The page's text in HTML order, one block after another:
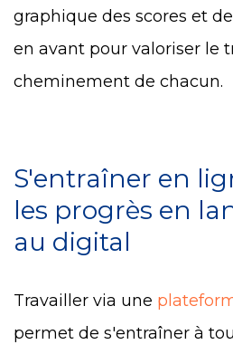
graphique des scores et
en avant pour valoriser le
cheminement de chacun.
S'entraîner en
les progrès en
au digital
Travailler via une
permet de s'entraîner à